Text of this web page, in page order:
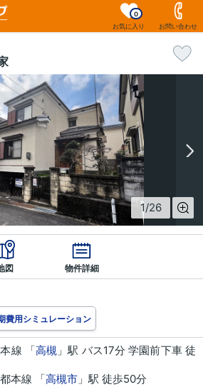
お気に入り
0
お問い合わせ
1/26
図 物件詳細
費用シミュレーション
線 「高槻 」駅 バス17分 学園前下車 徒
本線 「高槻市 」駅 徒歩50分